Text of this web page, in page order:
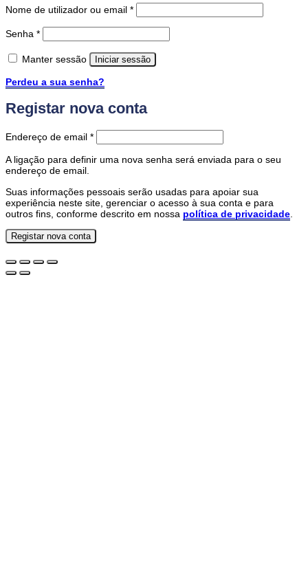
Nome de utilizador ou email *Obrigatório
Senha *Obrigatório
Manter sessão Iniciar sessão
Perdeu a sua senha?
Registar nova conta
Endereço de email *Obrigatório
A ligação para definir uma nova senha será enviada para o seu
endereço de email.
Suas informações pessoais serão usadas para apoiar sua
experiência neste site, gerenciar o acesso à sua conta e para
outros fins, conforme descrito em nossa política de privacidade
Registar nova conta